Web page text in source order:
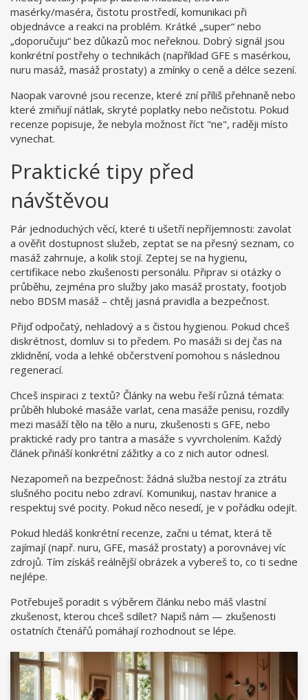
masérky/maséra, čistotu prostředí, komunikaci při
objednávce a reakci na problém. Krátké „super“ nebo
„doporučuju“ bez důkazů moc neřeknou. Dobrý signál jsou
konkrétní postřehy o technikách (například GFE s masérkou,
nuru masáž, masáž prostaty) a zmínky o ceně a délce sezení.
Naopak varovné jsou recenze, které zní příliš přehnaně nebo
které zmiňují nátlak, skryté poplatky nebo nečistotu. Pokud
recenze popisuje, že nebyla možnost říct "ne", raději místo
vynechat.
Praktické tipy před
návštěvou
Pár jednoduchých věcí, které ti ušetří nepříjemnosti: zavolat
a ověřit dostupnost služeb, zeptat se na přesný seznam, co
masáž zahrnuje, a kolik stojí. Zeptej se na hygienu,
certifikace nebo zkušenosti personálu. Připrav si otázky o
průběhu, zejména pro služby jako masáž prostaty, footjob
nebo BDSM masáž – chtěj jasná pravidla a bezpečnost.
Přijď odpočatý, nehladový a s čistou hygienou. Pokud chceš
diskrétnost, domluv si to předem. Po masáži si dej čas na
zklidnění, voda a lehké občerstvení pomohou s následnou
regenerací.
Chceš inspiraci z textů? Články na webu řeší různá témata:
průběh hluboké masáže varlat, cena masáže penisu, rozdíly
mezi masáží tělo na tělo a nuru, zkušenosti s GFE, nebo
praktické rady pro tantra a masáže s vyvrcholením. Každý
článek přináší konkrétní zážitky a co z nich autor odnesl.
Nezapomeň na bezpečnost: žádná služba nestojí za ztrátu
slušného pocitu nebo zdraví. Komunikuj, nastav hranice a
respektuj své pocity. Pokud něco nesedí, je v pořádku odejít.
Pokud hledáš konkrétní recenze, začni u témat, která tě
zajímají (např. nuru, GFE, masáž prostaty) a porovnávej víc
zdrojů. Tím získáš reálnější obrázek a vybereš to, co ti sedne
nejlépe.
Potřebuješ poradit s výběrem článku nebo máš vlastní
zkušenost, kterou chceš sdílet? Napiš nám — zkušenosti
ostatních čtenářů pomáhají rozhodnout se lépe.